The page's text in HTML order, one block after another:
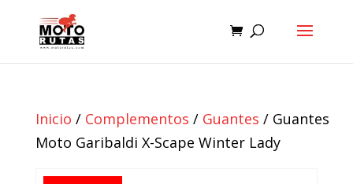
Inicio / Complementos / Guantes / Guantes
Moto Garibaldi X-Scape Winter Lady